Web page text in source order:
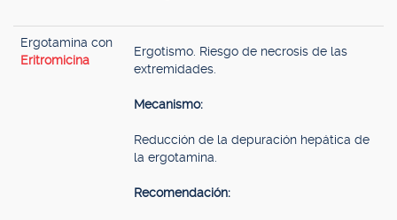
Ergotamina con
Eritromicina
Ergotismo. Riesgo de necrosis de las
extremidades.
Mecanismo:
Reducción de la depuración hepática de
la ergotamina.
Recomendación: